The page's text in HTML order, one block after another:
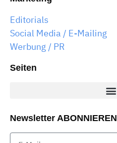
Editorials
Social Media / E-Mailing
Werbung / PR
Seiten
Newsletter ABONNIEREN